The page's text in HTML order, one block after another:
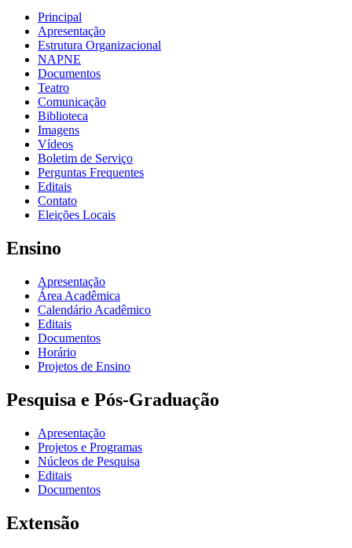
Principal
Apresentação
Estrutura Organizacional
NAPNE
Documentos
Teatro
Comunicação
Biblioteca
Imagens
Vídeos
Boletim de Serviço
Perguntas Frequentes
Editais
Contato
Eleições Locais
Ensino
Apresentação
Área Acadêmica
Calendário Acadêmico
Editais
Documentos
Horário
Projetos de Ensino
Pesquisa e Pós-Graduação
Apresentação
Projetos e Programas
Núcleos de Pesquisa
Editais
Documentos
Extensão